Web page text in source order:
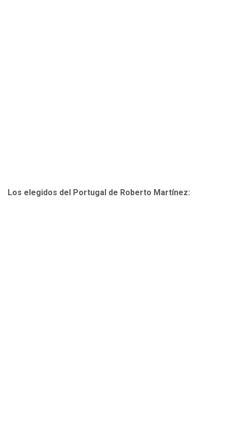
Los elegidos del Portugal de Roberto Martínez: